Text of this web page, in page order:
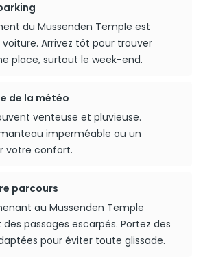
du Mussenden Temple est
Arrivez tôt pour trouver
place, surtout le week-end.
de la météo
venteuse et pluvieuse.
imperméable ou un
votre confort.
parcours
au Mussenden Temple
passages escarpés. Portez des
pour éviter toute glissade.